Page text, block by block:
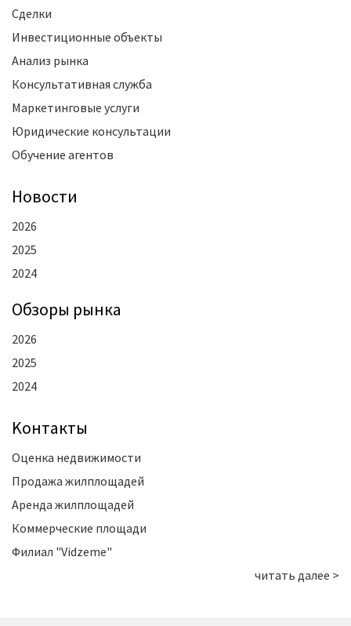
Сделки
Инвестиционные объекты
Анализ рынка
Консультативная служба
Маркетинговые услуги
Юридические консультации
Обучение агентов
Новости
2026
2025
2024
Oбзоры рынка
2026
2025
2024
Kонтакты
Оценка недвижимости
Продажа жилплощадей
Аренда жилплощадей
Коммерческие площади
Филиал "Vidzeme"
читать далее >